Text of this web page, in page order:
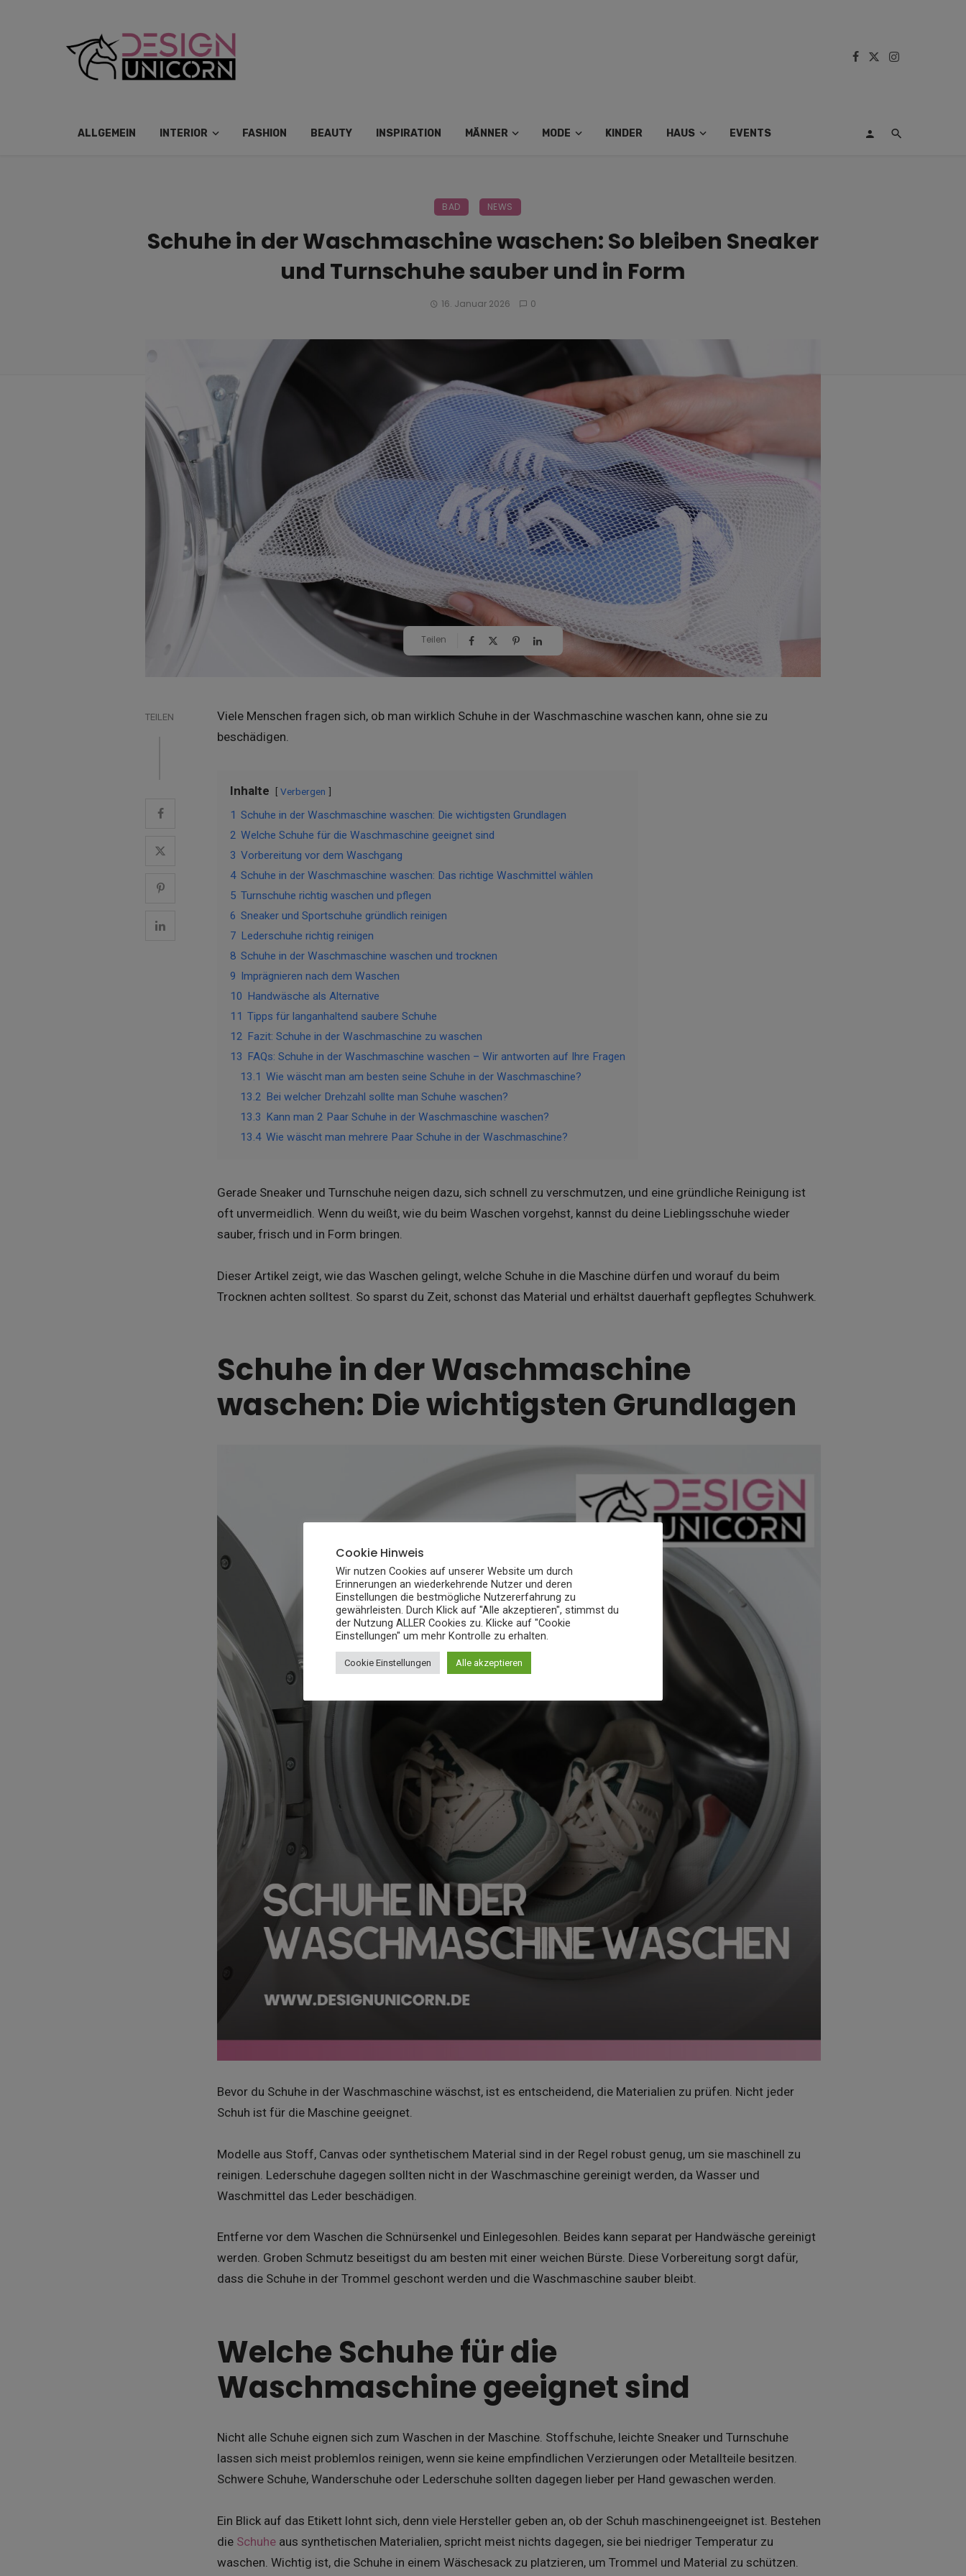
ALLGEMEIN INTERIOR FASHION BEAUTY INSPIRATION MÄNNER MODE KINDER HAUS EVENTS
BAD NEWS
Schuhe in der Waschmaschine waschen: So bleiben Sneaker
und Turnschuhe sauber und in Form
16. Januar 2026 0
Teilen
TEILEN
Viele Menschen fragen sich, ob man wirklich Schuhe in der Waschmaschine waschen kann, ohne sie zu
beschädigen.
Inhalte Verbergen
1 Schuhe in der Waschmaschine waschen: Die wichtigsten Grundlagen
2 Welche Schuhe für die Waschmaschine geeignet sind
3 Vorbereitung vor dem Waschgang
4 Schuhe in der Waschmaschine waschen: Das richtige Waschmittel wählen
5 Turnschuhe richtig waschen und pflegen
6 Sneaker und Sportschuhe gründlich reinigen
7 Lederschuhe richtig reinigen
8 Schuhe in der Waschmaschine waschen und trocknen
9 Imprägnieren nach dem Waschen
10 Handwäsche als Alternative
11 Tipps für langanhaltend saubere Schuhe
12 Fazit: Schuhe in der Waschmaschine zu waschen
13 FAQs: Schuhe in der Waschmaschine waschen – Wir antworten auf Ihre Fragen
13.1 Wie wäscht man am besten seine Schuhe in der Waschmaschine?
13.2 Bei welcher Drehzahl sollte man Schuhe waschen?
13.3 Kann man 2 Paar Schuhe in der Waschmaschine waschen?
13.4 Wie wäscht man mehrere Paar Schuhe in der Waschmaschine?
Gerade Sneaker und Turnschuhe neigen dazu, sich schnell zu verschmutzen, und eine gründliche Reinigung ist
oft unvermeidlich. Wenn du weißt, wie du beim Waschen vorgehst, kannst du deine Lieblingsschuhe wieder
sauber, frisch und in Form bringen.
Dieser Artikel zeigt, wie das Waschen gelingt, welche Schuhe in die Maschine dürfen und worauf du beim
Trocknen achten solltest. So sparst du Zeit, schonst das Material und erhältst dauerhaft gepflegtes Schuhwerk.
Schuhe in der Waschmaschine
waschen: Die wichtigsten Grundlagen
Bevor du Schuhe in der Waschmaschine wäschst, ist es entscheidend, die Materialien zu prüfen. Nicht jeder
Schuh ist für die Maschine geeignet.
Modelle aus Stoff, Canvas oder synthetischem Material sind in der Regel robust genug, um sie maschinell zu
reinigen. Lederschuhe dagegen sollten nicht in der Waschmaschine gereinigt werden, da Wasser und
Waschmittel das Leder beschädigen.
Entferne vor dem Waschen die Schnürsenkel und Einlegesohlen. Beides kann separat per Handwäsche gereinigt
werden. Groben Schmutz beseitigst du am besten mit einer weichen Bürste. Diese Vorbereitung sorgt dafür,
dass die Schuhe in der Trommel geschont werden und die Waschmaschine sauber bleibt.
Welche Schuhe für die
Waschmaschine geeignet sind
Nicht alle Schuhe eignen sich zum Waschen in der Maschine. Stoffschuhe, leichte Sneaker und Turnschuhe
lassen sich meist problemlos reinigen, wenn sie keine empfindlichen Verzierungen oder Metallteile besitzen.
Schwere Schuhe, Wanderschuhe oder Lederschuhe sollten dagegen lieber per Hand gewaschen werden.
Ein Blick auf das Etikett lohnt sich, denn viele Hersteller geben an, ob der Schuh maschinengeeignet ist. Bestehen
die Schuhe aus synthetischen Materialien, spricht meist nichts dagegen, sie bei niedriger Temperatur zu
waschen. Wichtig ist, die Schuhe in einem Wäschesack zu platzieren, um Trommel und Material zu schützen.
Cookie Hinweis
Wir nutzen Cookies auf unserer Website um durch
Erinnerungen an wiederkehrende Nutzer und deren
Einstellungen die bestmögliche Nutzererfahrung zu
gewährleisten. Durch Klick auf "Alle akzeptieren", stimmst du
der Nutzung ALLER Cookies zu. Klicke auf "Cookie
Einstellungen" um mehr Kontrolle zu erhalten.
Cookie Einstellungen Alle akzeptieren